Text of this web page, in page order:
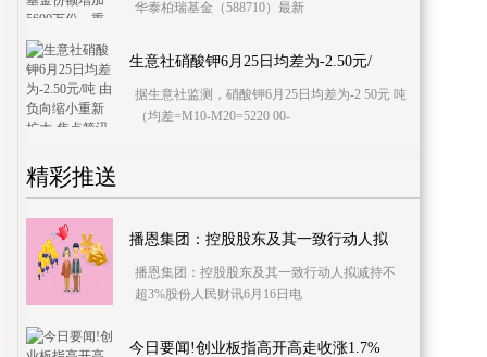
华泰柏瑞基金（588710）最新
生意社硝酸钾6月25日均差为-2.50元/
据生意社监测，硝酸钾6月25日均差为-2 50元 吨
（均差=M10-M20=5220 00-
精彩推送
播恩集团：控股股东及其一致行动人拟
播恩集团：控股股东及其一致行动人拟减持不
超3%股份人民财讯6月16日电
今日要闻!创业板指高开高走收涨1.7%